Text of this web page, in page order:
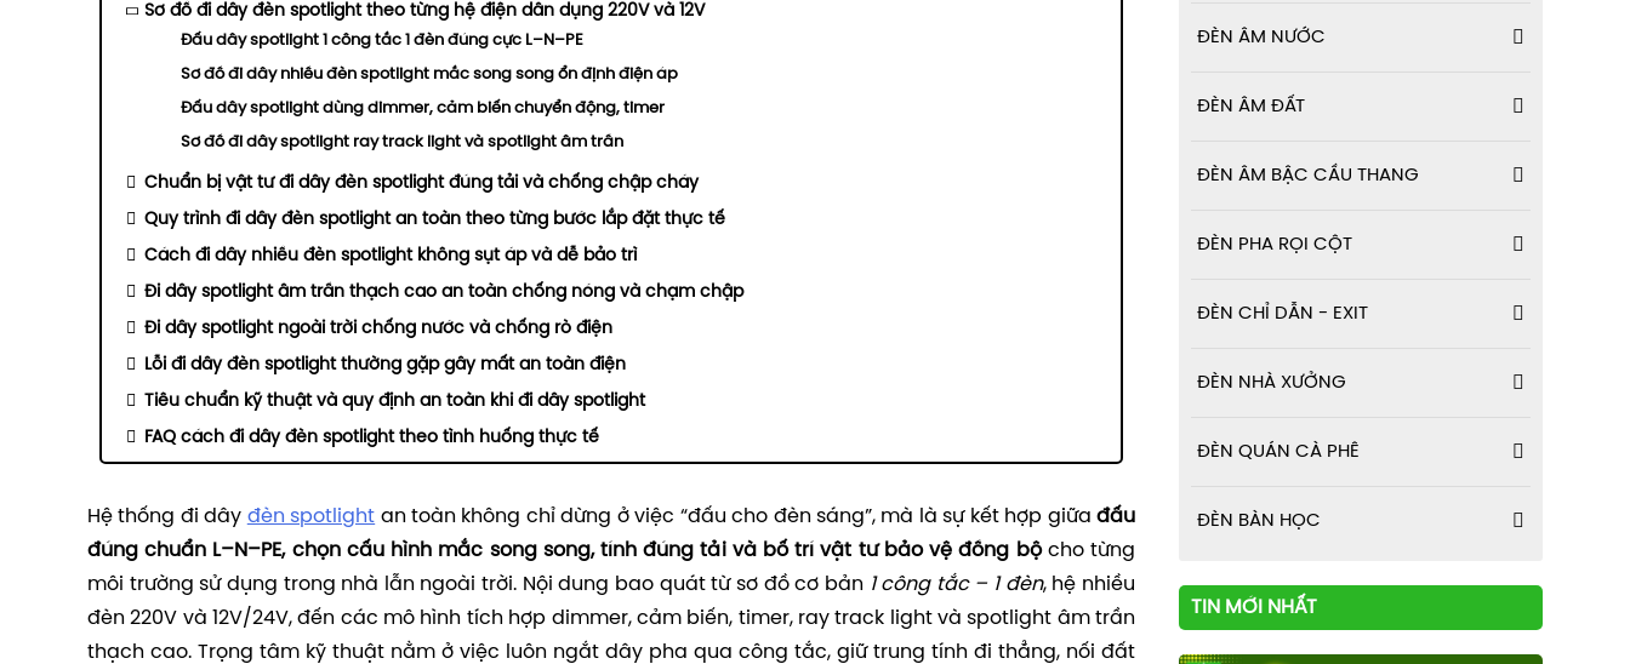
Sơ đồ đi dây đèn spotlight theo từng hệ điện dân dụng 220V và 12V
Đấu dây spotlight 1 công tắc 1 đèn đúng cực L–N–PE
Sơ đồ đi dây nhiều đèn spotlight mắc song song ổn định điện áp
Đấu dây spotlight dùng dimmer, cảm biến chuyển động, timer
Sơ đồ đi dây spotlight ray track light và spotlight âm trần
Chuẩn bị vật tư đi dây đèn spotlight đúng tải và chống chập cháy
Quy trình đi dây đèn spotlight an toàn theo từng bước lắp đặt thực tế
Cách đi dây nhiều đèn spotlight không sụt áp và dễ bảo trì
Đi dây spotlight âm trần thạch cao an toàn chống nóng và chạm chập
Đi dây spotlight ngoài trời chống nước và chống rò điện
Lỗi đi dây đèn spotlight thường gặp gây mất an toàn điện
Tiêu chuẩn kỹ thuật và quy định an toàn khi đi dây spotlight
FAQ cách đi dây đèn spotlight theo tình huống thực tế
Hệ thống đi dây đèn spotlight an toàn không chỉ dừng ở việc “đấu cho đèn sáng”, mà là sự kết hợp giữađấu
đúng chuẩn L–N–PE, chọn cấu hình mắc song song, tính đúng tải và bố trí vật tư bảo vệ đồng bộcho từng
môi trường sử dụng trong nhà lẫn ngoài trời. Nội dung bao quát từ sơ đồ cơ bản 1 công tắc – 1 đèn, hệ nhiều
đèn 220V và 12V/24V, đến các mô hình tích hợp dimmer, cảm biến, timer, ray track light và spotlight âm trần
thạch cao. Trọng tâm kỹ thuật nằm ở việc luôn ngắt dây pha qua công tắc, giữ trung tính đi thẳng, nối đất
ĐÈN ÂM NƯỚC
ĐÈN ÂM ĐẤT
ĐÈN ÂM BẬC CẦU THANG
ĐÈN PHA RỌI CỘT
ĐÈN CHỈ DẪN - EXIT
ĐÈN NHÀ XƯỞNG
ĐÈN QUÁN CÀ PHÊ
ĐÈN BÀN HỌC
TIN MỚI NHẤT